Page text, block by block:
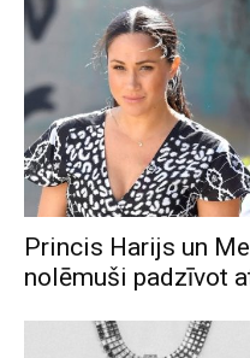
Princis Harijs un
nolēmuši padzīvot